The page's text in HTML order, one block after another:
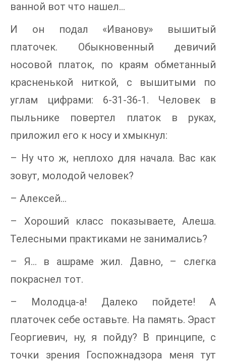
ванной вот что нашел…
И он подал «Иванову» вышитый
платочек. Обыкновенный девичий
носовой платок, по краям обметанный
красненькой ниткой, с вышитыми по
углам цифрами: 6-31-36-1. Человек в
пыльнике повертел платок в руках,
приложил его к носу и хмыкнул:
– Ну что ж, неплохо для начала. Вас как
зовут, молодой человек?
– Алексей…
– Хороший класс показываете, Алеша.
Телесными практиками не занимались?
– Я… в ашраме жил. Давно, – слегка
покраснел тот.
– Молодца-а! Далеко пойдете! А
платочек себе оставьте. На память. Эраст
Георгиевич, ну, я пойду? В принципе, с
точки зрения Госпожнадзора меня тут